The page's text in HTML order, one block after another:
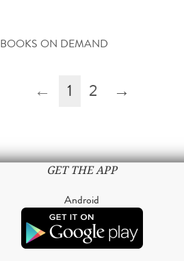
BOOKS ON DEMAND
← 1 2 →
GET THE APP
Android